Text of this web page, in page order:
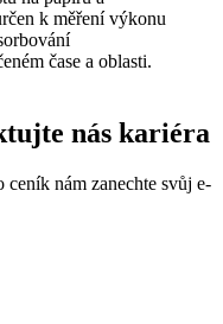
k měření výkonu
čase a oblasti.
nás kariéra
nám zanechte svůj e-